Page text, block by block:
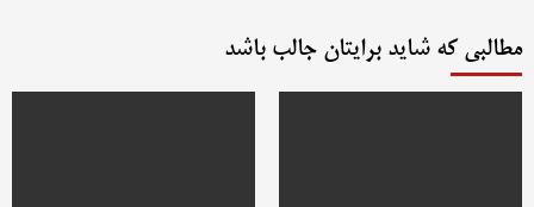
مطالبی که شاید برایتان جالب باشد